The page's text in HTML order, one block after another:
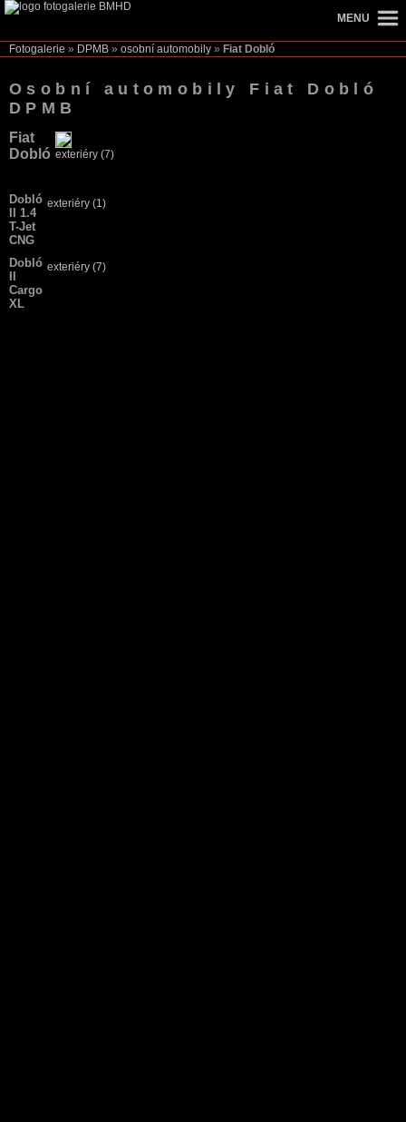
Fotogalerie » DPMB » osobní automobily » Fiat Dobló
Osobní automobily Fiat Dobló
DPMB
Fiat
Dobló exteriéry (7)
Dobló
II 1.4
T-Jet
CNG
exteriéry (1)
Dobló
Cargo
XL
exteriéry (7)
MENU